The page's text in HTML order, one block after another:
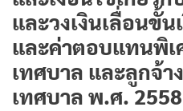
และวงเงินเลื่อนขั้น
และค่าตอบแทนพิ
เทศบาล และลูกจ้า
เทศบาล พ.ศ. 2558